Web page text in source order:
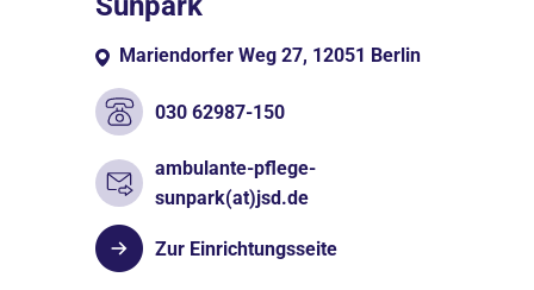
Mariendorfer Weg 27, 12051 Berlin
030 62987-150
ambulante-pflege-
sunpark(at)jsd.de
Zur Einrichtungsseite